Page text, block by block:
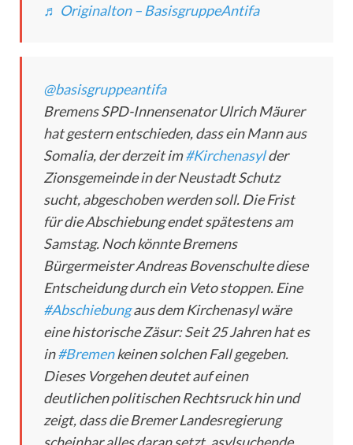
♬ Originalton – BasisgruppeAntifa
@basisgruppeantifa
Bremens SPD-Innensenator Ulrich Mäurer
hat gestern entschieden, dass ein Mann aus
Somalia, der derzeit im#Kirchenasylder
Zionsgemeinde in der Neustadt Schutz
sucht, abgeschoben werden soll. Die Frist
für die Abschiebung endet spätestens am
Samstag. Noch könnte Bremens
Bürgermeister Andreas Bovenschulte diese
Entscheidung durch ein Veto stoppen. Eine
#Abschiebungaus dem Kirchenasyl wäre
eine historische Zäsur: Seit 25 Jahren hat es
in#Bremenkeinen solchen Fall gegeben.
Dieses Vorgehen deutet auf einen
deutlichen politischen Rechtsruck hin und
zeigt, dass die Bremer Landesregierung